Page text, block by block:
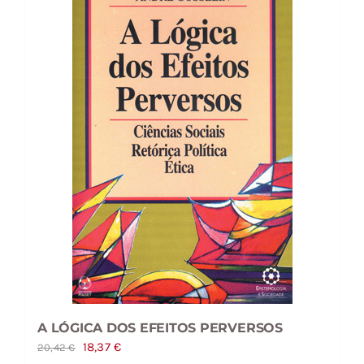
A LÓGICA DOS EFEITOS PERVERSOS
20,42€
O
18,37€O